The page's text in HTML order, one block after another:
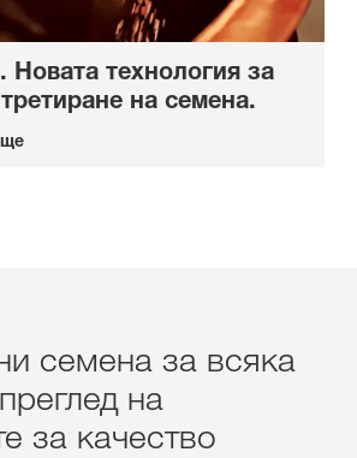
Новата технология за
на семена.
семена за всяка
на
за качество